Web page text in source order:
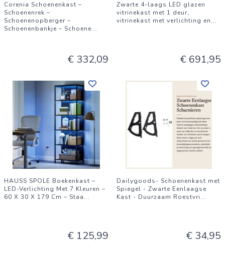
Corenia Schoenenkast –
Schoenenrek –
Schoenenopberger –
Schoenenbankje – Schoene...
€ 332,09
Zwarte 4-laags LED glazen
vitrinekast met 1 deur,
vitrinekast met verlichting en...
€ 691,95
HAUSS SPOLE Boekenkast –
LED-Verlichting Met 7 Kleuren –
60 X 30 X 179 Cm – Staa...
€ 125,99
Dailygoods- Schoenenkast met
Spiegel - Zwarte Eenlaagse
Kast - Duurzaam Roestvri...
€ 34,95